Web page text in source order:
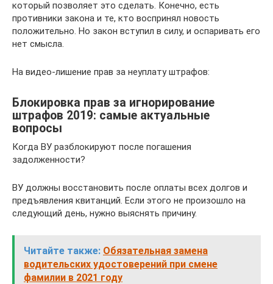
который позволяет это сделать. Конечно, есть
противники закона и те, кто воспринял новость
положительно. Но закон вступил в силу, и оспаривать его
нет смысла.
На видео-лишение прав за неуплату штрафов:
Блокировка прав за игнорирование
штрафов 2019: самые актуальные
вопросы
Когда ВУ разблокируют после погашения
задолженности?
ВУ должны восстановить после оплаты всех долгов и
предъявления квитанций. Если этого не произошло на
следующий день, нужно выяснять причину.
Читайте также: Обязательная замена
водительских удостоверений при смене
фамилии в 2021 году